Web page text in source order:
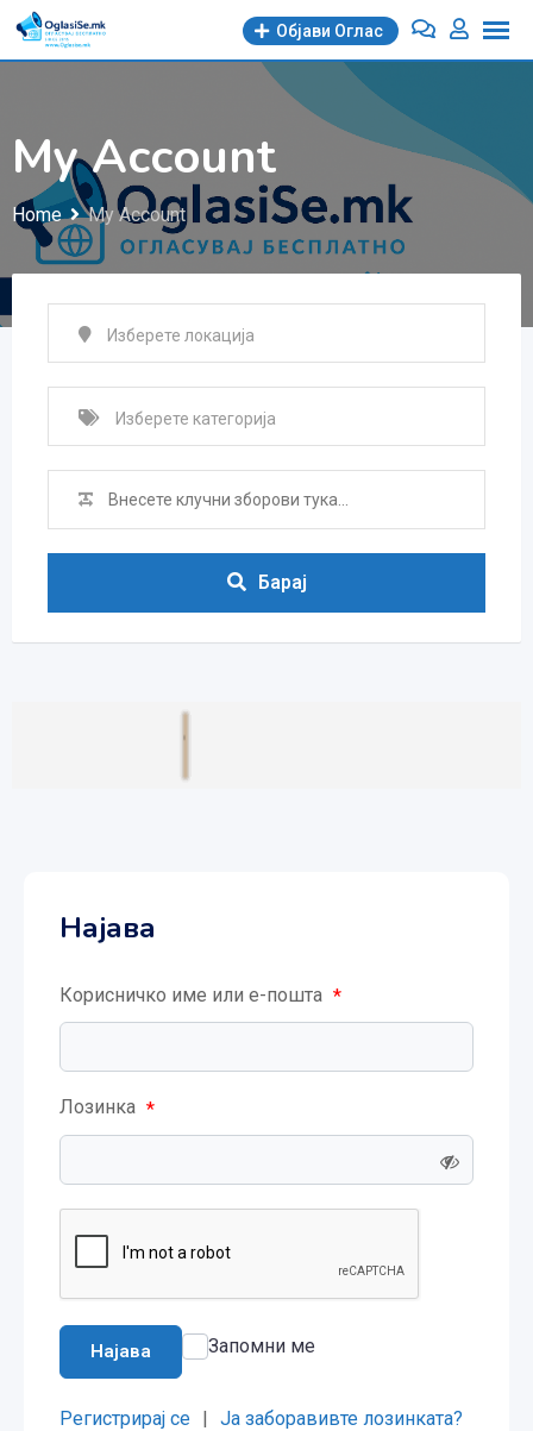
Објави Oглас
My Account
Home My Account
Барај
Најава
Корисничко име или е-пошта *
Лозинка *
Најава Запомни ме
Регистрирај се | Ја заборавивте лозинката?